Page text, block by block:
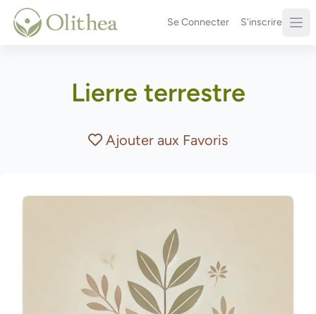
Se Connecter S'inscrire
Lierre terrestre
Ajouter aux Favoris